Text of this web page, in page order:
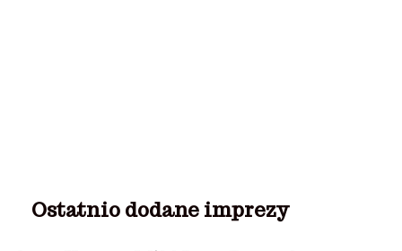
Ostatnio dodane imprezy